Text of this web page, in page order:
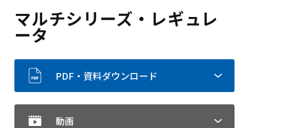
マルチシリーズ・レギュレ
ータ
PDF・資料ダウンロード
動画